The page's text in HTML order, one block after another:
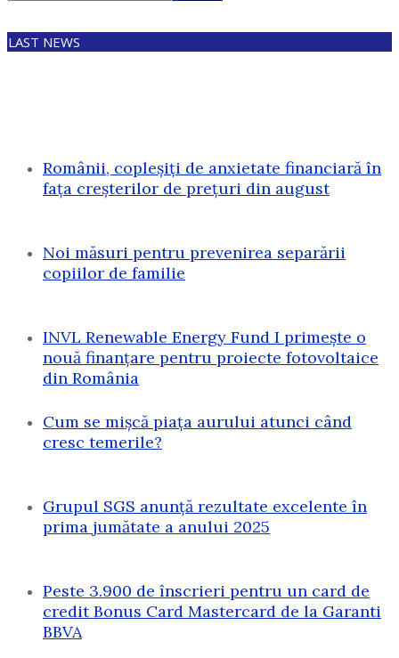
LAST NEWS
Românii, copleșiți de anxietate financiară în
fața creșterilor de prețuri din august
Noi măsuri pentru prevenirea separării
copiilor de familie
INVL Renewable Energy Fund I primește o
nouă finanțare pentru proiecte fotovoltaice
din România
Cum se mișcă piața aurului atunci când
cresc temerile?
Grupul SGS anunță rezultate excelente în
prima jumătate a anului 2025
Peste 3.900 de înscrieri pentru un card de
credit Bonus Card Mastercard de la Garanti
BBVA